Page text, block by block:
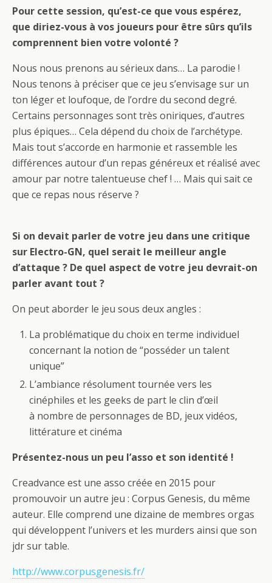
Pour cette session, qu’est-ce que vous espérez,
que diriez-vous à vos joueurs pour être sûrs qu’ils
comprennent bien votre volonté ?
Nous nous prenons au sérieux dans… La parodie !
Nous tenons à préciser que ce jeu s’envisage sur un
ton léger et loufoque, de l’ordre du second degré.
Certains personnages sont très oniriques, d’autres
plus épiques… Cela dépend du choix de l’archétype.
Mais tout s’accorde en harmonie et rassemble les
différences autour d’un repas généreux et réalisé avec
amour par notre talentueuse chef ! … Mais qui sait ce
que ce repas nous réserve ?
Si on devait parler de votre jeu dans une critique
sur Electro-GN, quel serait le meilleur angle
d’attaque ? De quel aspect de votre jeu devrait-on
parler avant tout ?
On peut aborder le jeu sous deux angles :
La problématique du choix en terme individuel
concernant la notion de “posséder un talent
unique”
L’ambiance résolument tournée vers les
cinéphiles et les geeks de part le clin d’œil
à nombre de personnages de BD, jeux vidéos,
littérature et cinéma
Présentez-nous un peu l’asso et son identité !
Creadvance est une asso créée en 2015 pour
promouvoir un autre jeu : Corpus Genesis, du même
auteur. Elle comprend une dizaine de membres orgas
qui développent l’univers et les murders ainsi que son
jdr sur table.
http://www.corpusgenesis.fr/